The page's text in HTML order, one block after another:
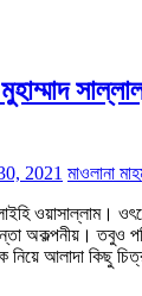
2021 মাওলানা
ওয়াসাল্লাম।
অকল্পনীয়। তবুও
নিয়ে আলাদা কিছু